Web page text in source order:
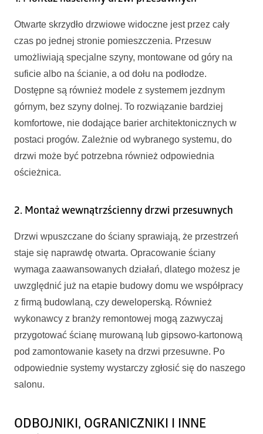
Otwarte skrzydło drzwiowe widoczne jest przez cały
czas po jednej stronie pomieszczenia. Przesuw
umożliwiają specjalne szyny, montowane od góry na
suficie albo na ścianie, a od dołu na podłodze.
Dostępne są również modele z systemem jezdnym
górnym, bez szyny dolnej. To rozwiązanie bardziej
komfortowe, nie dodające barier architektonicznych w
postaci progów. Zależnie od wybranego systemu, do
drzwi może być potrzebna również odpowiednia
ościeżnica.
2. Montaż wewnątrzścienny drzwi przesuwnych
Drzwi wpuszczane do ściany sprawiają, że przestrzeń
staje się naprawdę otwarta. Opracowanie ściany
wymaga zaawansowanych działań, dlatego możesz je
uwzględnić już na etapie budowy domu we współpracy
z firmą budowlaną, czy deweloperską. Również
wykonawcy z branży remontowej mogą zazwyczaj
przygotować ścianę murowaną lub gipsowo-kartonową
pod zamontowanie kasety na drzwi przesuwne. Po
odpowiednie systemy wystarczy zgłosić się do naszego
salonu.
ODBOJNIKI, OGRANICZNIKI I INNE